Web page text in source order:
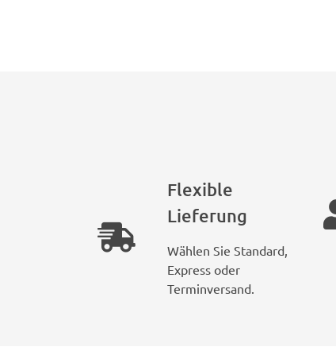
Flexible
Lieferung
Wählen Sie Standard,
Express oder
Terminversand.